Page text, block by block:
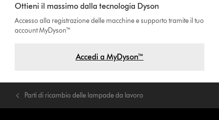
Ottieni il massimo dalla tecnologia Dyson
Accesso alla registrazione delle macchine e supporto tramite il tuo
account MyDyson™
Accedi a MyDyson™
Parti di ricambio delle lampade da lavoro